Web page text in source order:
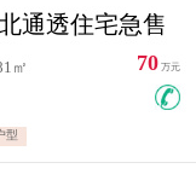
通透住宅急售
㎡
型
70 万元